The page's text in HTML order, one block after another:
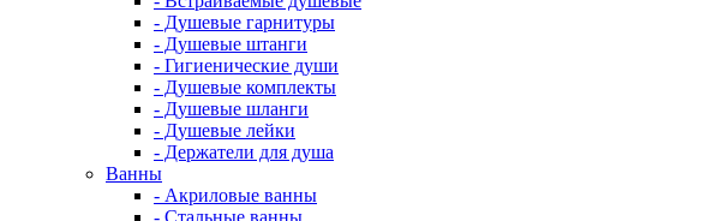
- Душевые гарнитуры
- Душевые штанги
- Гигиенические души
- Душевые комплекты
- Душевые шланги
- Душевые лейки
- Держатели для душа
Ванны
- Акриловые ванны
- Стальные ванны